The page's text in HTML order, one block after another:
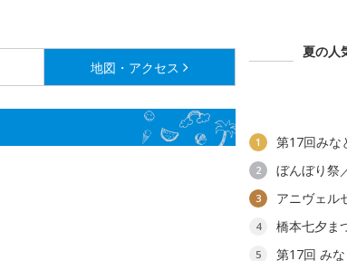
地図・アクセス
夏の人
1 第17回みな
2 ぼんぼり祭
3 アニヴェル
4 橋本七夕ま
5
第17回 み